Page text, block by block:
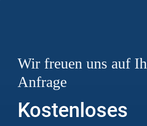
Wir freuen uns auf
Anfrage
Kostenloses